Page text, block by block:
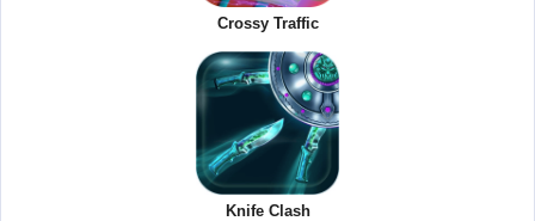
Crossy Traffic
Knife Clash